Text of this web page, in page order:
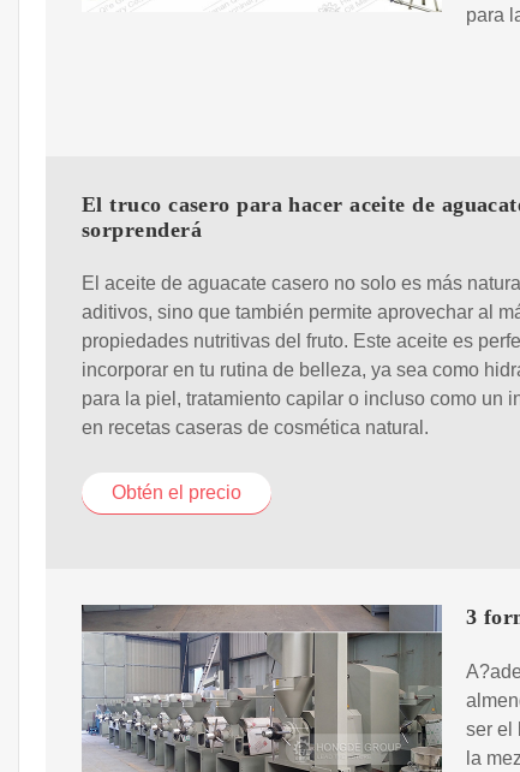
para
El truco casero para hacer aceite de
sorprenderá
El aceite de aguacate casero no solo es más
aditivos, sino que también permite aprovechar al
propiedades nutritivas del fruto. Este aceite es
incorporar en tu rutina de belleza, ya sea como
para la piel, tratamiento capilar o incluso como un
en recetas caseras de cosmética natural.
Obtén el precio
3
ser el
la